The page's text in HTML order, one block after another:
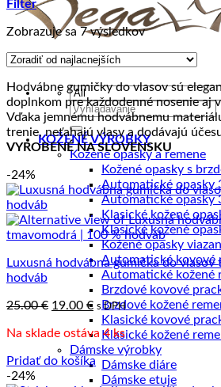
Hľadať:
KOŽENÉ VÝROBKY
Kožené opasky a remene
Kožené opasky s
Automatické opasky
Automatické opasky
Klasické kožené
Klasické kožené
Kožené opasky
Automatické kovové
Automatické kožené
Brzdové kovové
Brzdové kožené
Klasické kovové
Klasické kožené
Dámske výrobky
Dámske diáre
Dámske etuje
Filter
Zobrazuje sa 7 výsledkovZoradené
najnižšej
po
najvyššiu
Hodvábne gumičky do vlasov sú
doplnkom pre každodenné nosenie aj
Vďaka jemnému hodvábnemu
trenie, neťahajú vlasy a dodávajú
VYROBENÉ NA SLOVENSKU
-24%
Luxusná hodvábna gumička do vlasov
hodváb
25.00€ Pôvodná
bola:
25.00 €.
19.00 €Aktuálna
cena
je:
19.00 €.
s DPH
Na sklade ostáva 4 ks
Pridať do košíka
-24%